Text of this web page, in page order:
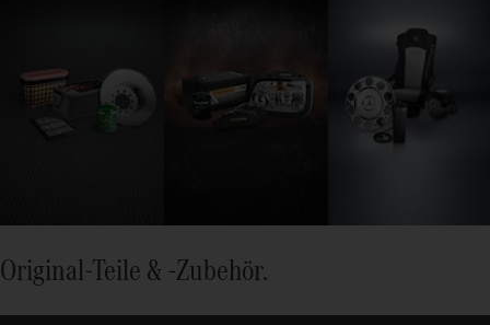
Original-Teile & -Zubehör.